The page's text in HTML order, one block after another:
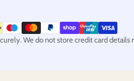
We do not store credit card details